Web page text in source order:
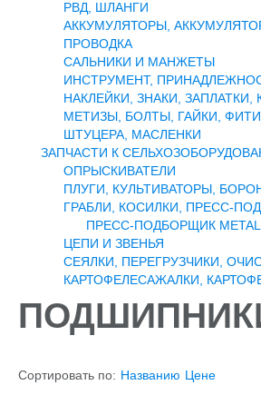
РВД, ШЛАНГИ
АККУМУЛЯТОРЫ,
ПРОВОДКА
САЛЬНИКИ И МАНЖЕТЫ
ИНСТРУМЕНТ,
НАКЛЕЙКИ, ЗНАКИ, ЗАПЛАТКИ,
МЕТИЗЫ, БОЛТЫ, ГАЙКИ,
ШТУЦЕРА, МАСЛЕНКИ
ЗАПЧАСТИ К
ОПРЫСКИВАТЕЛИ
ПЛУГИ, КУЛЬТИВАТОРЫ,
ГРАБЛИ, КОСИЛКИ, ПРЕСС-
ПРЕСС-ПОДБОРЩИК
ЦЕПИ И ЗВЕНЬЯ
СЕЯЛКИ, ПЕРЕГРУЗЧИКИ,
КАРТОФЕЛЕСАЖАЛКИ,
Сортировать по: Названию Цене